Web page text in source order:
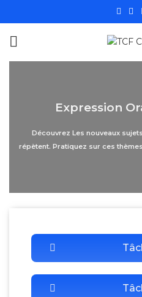
Expression
Découvrez Les nouveaux
répètent. Pratiquez sur ces